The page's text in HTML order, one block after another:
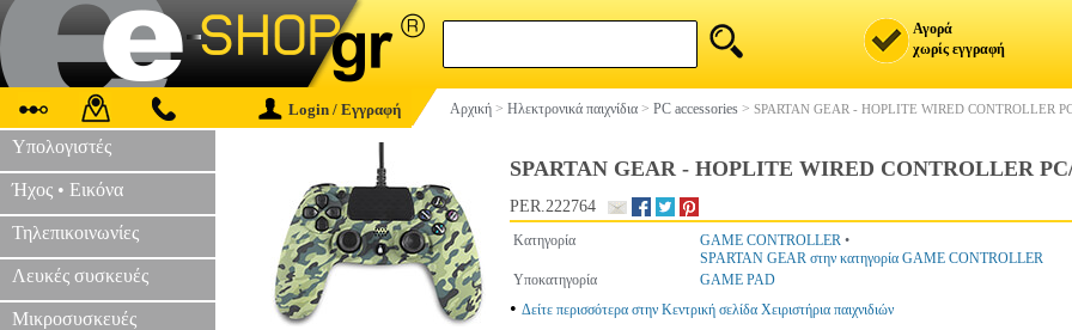
Αγορά
χωρίς εγγραφή
Login / Εγγραφή Αρχική > Ηλεκτρονικά παιχνίδια > PC accessories > SPARTAN GEAR - HOPLITE WIRED CONTROLLER
Υπολογιστές
Ήχος • Εικόνα
Τηλεπικοινωνίες
Λευκές συσκευές
Μικροσυσκευές
SPARTAN GEAR - HOPLITE WIRED CONTROLLER
PER.222764
Κατηγορία GAME CONTROLLER •
SPARTAN GEAR στην κατηγορία GAME CONTROLLER
Υποκατηγορία
GAME PAD
• Δείτε περισσότερα στην Κεντρική σελίδα Χειριστήρια παιχνιδιών